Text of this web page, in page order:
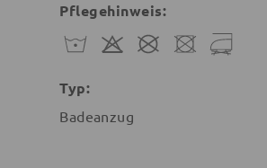
Pflegehinweis:
Typ:
Badeanzug